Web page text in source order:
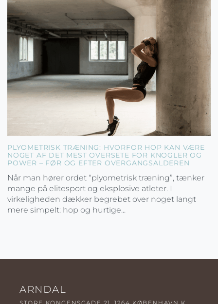
PLYOMETRISK TRÆNING: HVORFOR HOP KAN VÆRE
NOGET AF DET MEST OVERSETE FOR KNOGLER OG
POWER – FØR OG EFTER OVERGANGSALDEREN
Når man hører ordet “plyometrisk træning”, tænker
mange på elitesport og eksplosive atleter. I
virkeligheden dækker begrebet over noget langt
mere simpelt: hop og hurtige...
ARNDAL